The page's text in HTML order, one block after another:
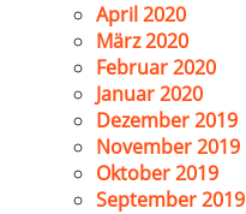
April 2020
März 2020
Februar 2020
Januar 2020
Dezember 2019
November 2019
Oktober 2019
September 2019